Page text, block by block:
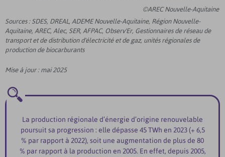
©AREC Nouvelle-Aquitaine
Sources : SDES, DREAL, ADEME Nouvelle-Aquitaine, Région Nouvelle-
Aquitaine, AREC, Alec, SER, AFPAC, Observ'Er, Gestionnaires de réseau de
transport et de distribution d'électricité et de gaz, unités régionales de
production de biocarburants
Mise à jour : mai 2025
La production régionale d’énergie d’origine renouvelable
poursuit sa progression : elle dépasse 45 TWh en 2023 (+ 6,5
% par rapport à 2022), soit une augmentation de plus de 80
% par rapport à la production en 2005. En effet, depuis 2005,